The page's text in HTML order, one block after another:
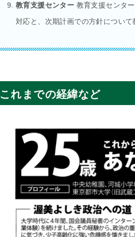
教育支援センター 教育支援センタ
対応と、次期計画での方針について
これまでの経緯など